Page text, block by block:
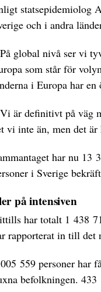
statsepidemiolog
och i andra
global nivå ser vi
som står för
i Europa har en
är definitivt på väg
vi inte än, men det
har nu 13
i Sverige
på intensiven
har totalt 1 438
rapporterat in till det
559 personer har
befolkningen.